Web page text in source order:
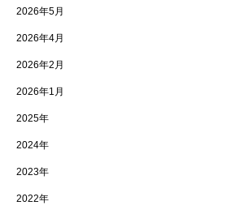
2026年5月
2026年4月
2026年2月
2026年1月
2025年
2024年
2023年
2022年